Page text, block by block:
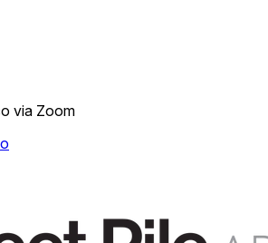
via Zoom